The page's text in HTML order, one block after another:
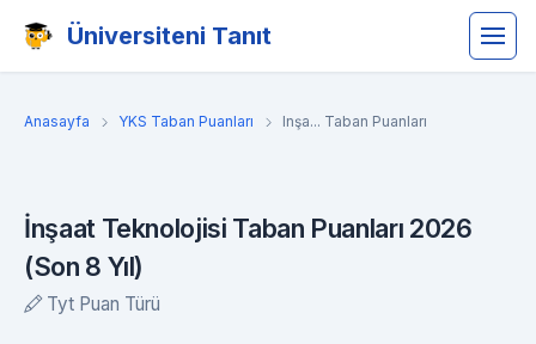
Üniversiteni Tanıt
Anasayfa YKS Taban Puanları Inşa... Taban Puanları
İnşaat Teknolojisi Taban Puanları 2026
(Son 8 Yıl)
Tyt Puan Türü